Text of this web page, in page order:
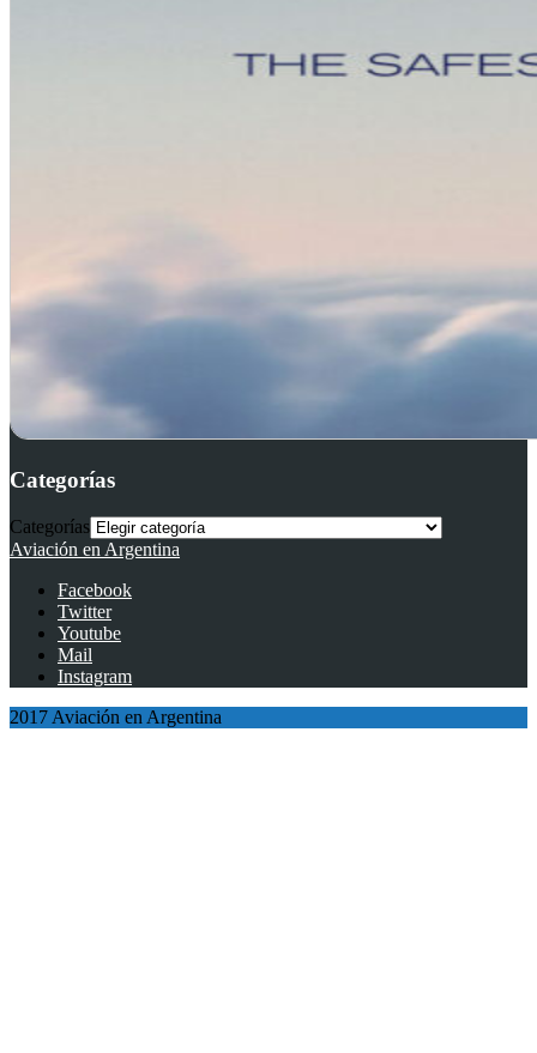
Categorías
Categorías
Aviación en Argentina
Facebook
Twitter
Youtube
Mail
Instagram
2017 Aviación en Argentina